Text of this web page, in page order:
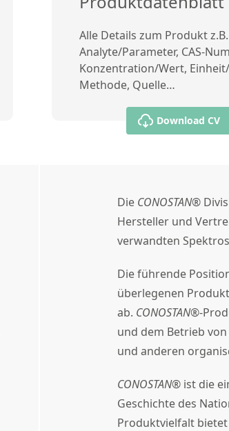
Alle Details zum Produkt z.B.
Analyte/Parameter, CAS-
Konzentration/Wert,
Methode, Quelle…
Download CV
Die CONOSTAN®
Hersteller und
verwandten
Die führende
überlegenen
ab. CONOSTAN®-
und dem Betrieb
und anderen
CONOSTAN®ist die
Geschichte des
Produktvielfalt